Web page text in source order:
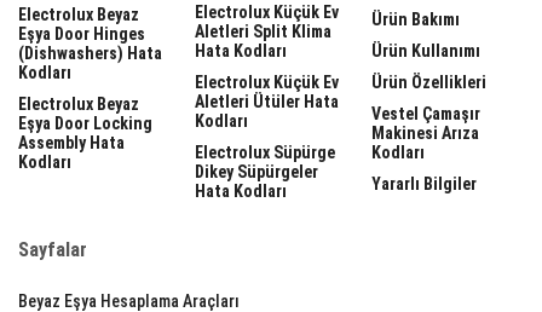
Electrolux Beyaz
Eşya Door Hinges
(dishwashers) Hata
Kodları
Electrolux Beyaz
Eşya Door Locking
Assembly Hata
Kodları
Electrolux Küçük Ev
Aletleri Split Klima
Hata Kodları
Electrolux Küçük Ev
Aletleri Ütüler Hata
Kodları
Electrolux Süpürge
Dikey Süpürgeler
Hata Kodları
Ürün Bakımı
Ürün Kullanımı
Ürün Özellikleri
Vestel Çamaşır
Makinesi Arıza
Kodları
Yararlı Bilgiler
Sayfalar
Beyaz Eşya Hesaplama Araçları